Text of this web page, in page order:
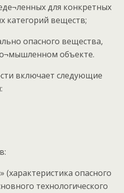
для конкретных
категорий веществ;
опасного вещества,
объекте.
включает следующие
опасного
технологического